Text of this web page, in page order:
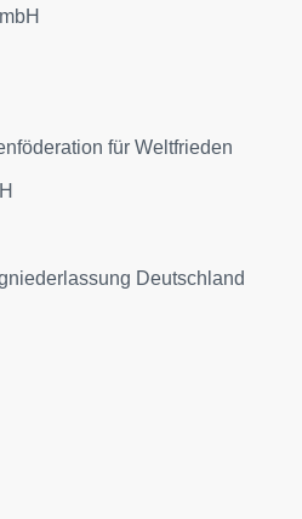
für Weltfrieden
Deutschland